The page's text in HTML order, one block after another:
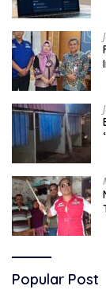
Popular Post